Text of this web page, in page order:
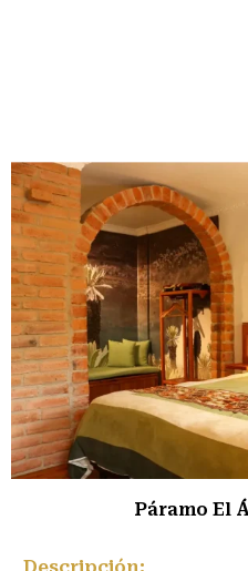
Páramo El
Descripción: